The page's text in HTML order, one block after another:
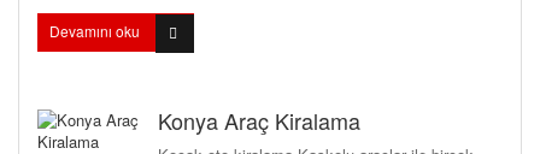
Devamını oku
Konya Araç Kiralama